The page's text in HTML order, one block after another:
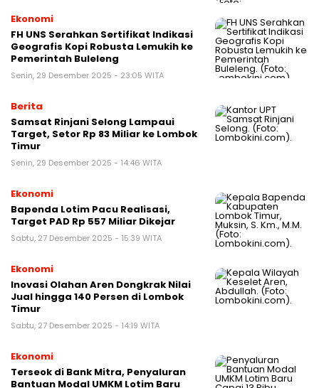
Ekonomi
FH UNS Serahkan Sertifikat Indikasi
Geografis Kopi Robusta Lemukih ke
Pemerintah Buleleng
Senin, 29 Desember 2025 - 23:05 WITA
Berita
Samsat Rinjani Selong Lampaui
Target, Setor Rp 83 Miliar ke Lombok
Timur
Senin, 29 Desember 2025 - 14:46 WITA
Ekonomi
Bapenda Lotim Pacu Realisasi,
Target PAD Rp 557 Miliar Dikejar
Sabtu, 27 Desember 2025 - 15:39 WITA
Ekonomi
Inovasi Olahan Aren Dongkrak Nilai
Jual hingga 140 Persen di Lombok
Timur
Sabtu, 27 Desember 2025 - 14:19 WITA
Ekonomi
Terseok di Bank Mitra, Penyaluran
Bantuan Modal UMKM Lotim Baru